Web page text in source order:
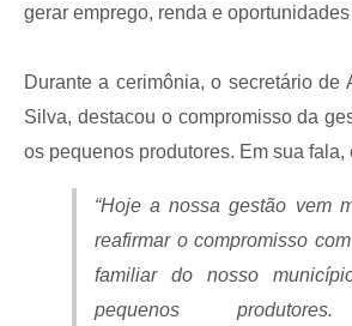
gerar emprego, renda e
Durante a cerimônia, o secretário de
Silva, destacou o compromisso da
os pequenos produtores. Em sua fala,
“Hoje a nossa gestão vem
reafirmar o compromisso
familiar do nosso
pequenos